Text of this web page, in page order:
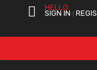
HELLO.
SIGN IN